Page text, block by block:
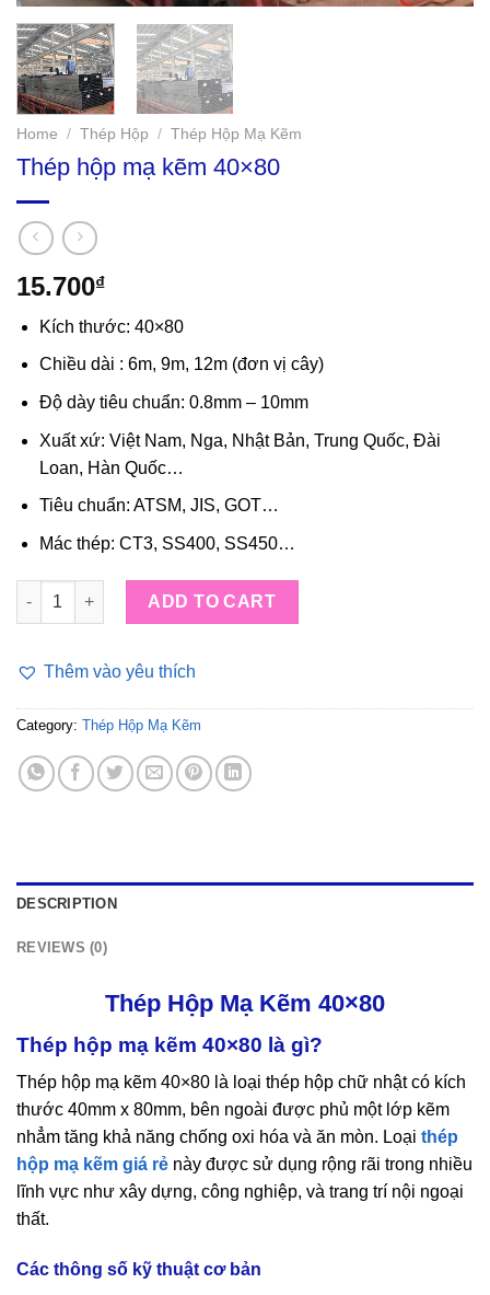
Home / Thép Hộp / Thép Hộp Mạ Kẽm
Thép hộp mạ kẽm 40×80
15.700₫
Kích thước: 40×80
Chiều dài : 6m, 9m, 12m (đơn vị cây)
Độ dày tiêu chuẩn: 0.8mm – 10mm
Xuất xứ: Việt Nam, Nga, Nhật Bản, Trung Quốc, Đài
Loan, Hàn Quốc…
Tiêu chuẩn: ATSM, JIS, GOT…
Mác thép: CT3, SS400, SS450…
Thép hộp mạ kẽm 40x80 quantity
ADD TO CART
Thêm vào yêu thích
Category: Thép Hộp Mạ Kẽm
DESCRIPTION
REVIEWS (0)
Thép Hộp Mạ Kẽm 40×80
Thép hộp mạ kẽm 40×80 là gì?
Thép hộp mạ kẽm 40×80 là loại thép hộp chữ nhật có kích
thước 40mm x 80mm, bên ngoài được phủ một lớp kẽm
nhẳm tăng khả năng chống oxi hóa và ăn mòn. Loại thép
hộp mạ kẽm giá rẻ này được sử dụng rộng rãi trong nhiều
lĩnh vực như xây dựng, công nghiệp, và trang trí nội ngoại
thất.
Các thông số kỹ thuật cơ bản